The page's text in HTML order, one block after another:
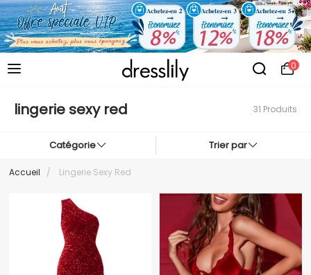
0
lingerie sexy red 31 Produits
Catégorie Trier par
Accueil / Lingerie Sexy Red